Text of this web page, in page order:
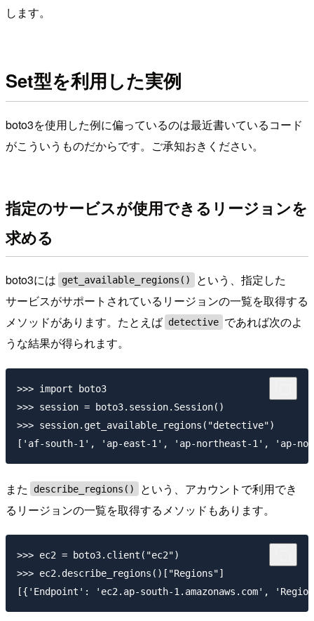
します。
Set型を利用した実例
boto3を使用した例に偏っているのは最近書いているコード
がこういうものだからです。ご承知おきください。
指定のサービスが使用できるリージョンを
求める
boto3には get_available_regions()
という、指定した
サービスがサポートされているリージョンの一覧を取得する
メソッドがあります。たとえば detective であれば次のよ
うな結果が得られます。
>>> import boto3
>>> session = boto3.session.Session()
>>> session.get_available_regions("detective")
また describe_regions()
という、アカウントで利用でき
るリージョンの一覧を取得するメソッドもあります。
>>> ec2 = boto3.client("ec2")
>>> ec2.describe_regions()["Regions"]